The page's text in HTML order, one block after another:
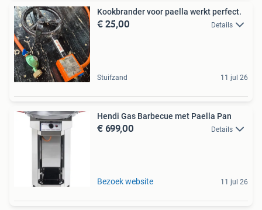
Kookbrander voor paella werkt perfect.
€ 25,00 Details
Stuifzand 11 jul 26
Hendi Gas Barbecue met Paella Pan
€ 699,00 Details
Bezoek website 11 jul 26